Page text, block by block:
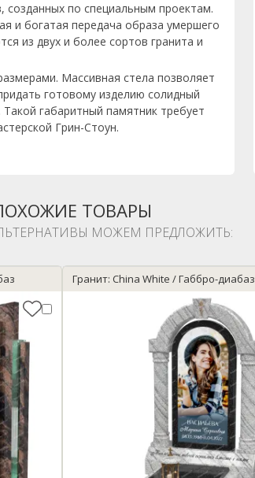
созданных по специальным проектам.
и богатая передача образа умершего
из двух и более сортов гранита и
Массивная стела позволяет
готовому изделию солидный
габаритный памятник требует
Грин-Стоун.
ТОВАРЫ
МОЖЕМ ПРЕДЛОЖИТЬ:
Гранит: China White / Габбро-диабаз